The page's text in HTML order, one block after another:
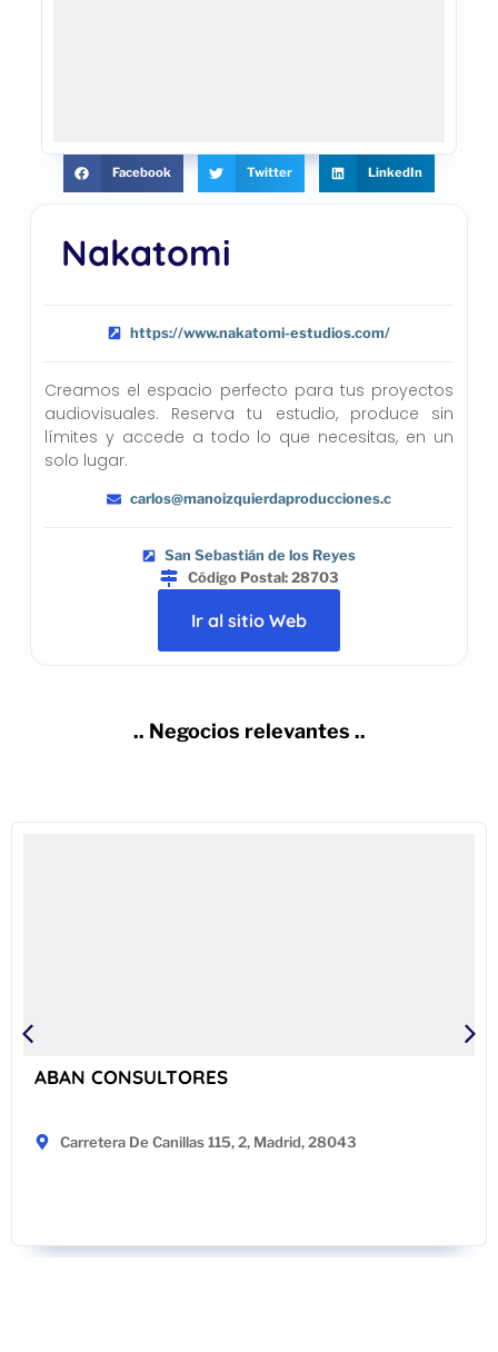
Nakatomi
https://www.nakatomi-estudios.com/
Creamos el espacio perfecto para tus proyectos
audiovisuales. Reserva tu estudio, produce sin
límites y accede a todo lo que necesitas, en un
solo lugar.
carlos@manoizquierdaproducciones.c
San Sebastián de los Reyes
Código Postal: 28703
Ir al sitio Web
Facebook Twitter LinkedIn
.. Negocios relevantes ..
ABAN CONSULTORES
Carretera De Canillas 115, 2, Madrid, 28043